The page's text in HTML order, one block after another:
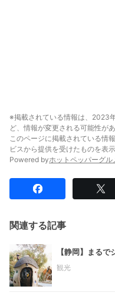
※掲載されている情報は、2023
ど、情報が変更される可能性が
このページに掲載されている情
ビスから提供を受けたものを表示
Powered byホットペッパーグル
関連する記事
【静岡】まる
観光